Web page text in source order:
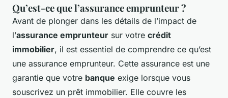
Qu’est-ce que l’assurance emprunteur ?
Avant de plonger dans les détails de l’impact de
l’assurance emprunteur sur votre crédit
immobilier, il est essentiel de comprendre ce qu’est
une assurance emprunteur. Cette assurance est une
garantie que votre banque exige lorsque vous
souscrivez un prêt immobilier. Elle couvre les